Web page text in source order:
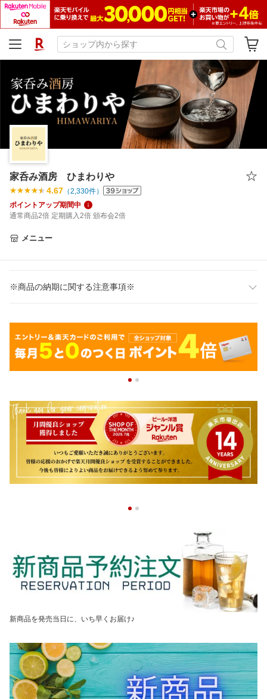
家呑み酒房 ひまわりや
4.67 （2,330件）
ポイントアップ期間中
通常商品2倍 定期購入2倍 頒布会2倍
メニュー
※商品の納期に関する注意事項※
新商品を発売当日に、いち早くお届け♪